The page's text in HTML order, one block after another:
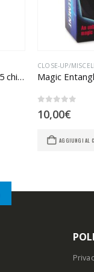
La moneta trafitta – Con 5 chiodi
CLOSE-UP/
Magic
10,00€
AGGIUNGI AL